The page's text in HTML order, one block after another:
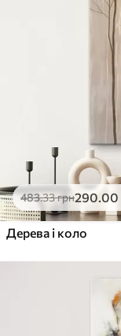
483.33грн290.00
Дерева і коло